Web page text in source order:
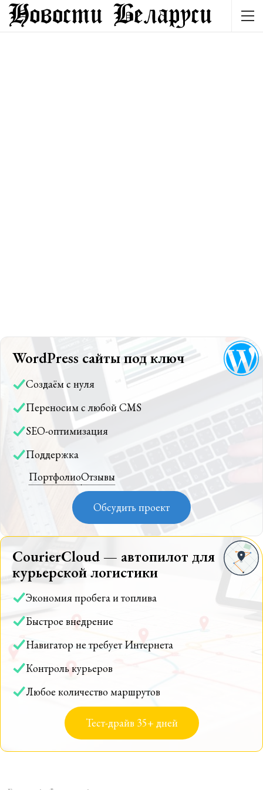
WordPress сайты под ключ
Создаём с нуля
Переносим с любой CMS
SEO-оптимизация
Поддержка
ПортфолиоОтзывы
Обсудить проект
CourierCloud — автопилот для
курьерской логистики
Экономия пробега и топлива
Быстрое внедрение
Навигатор не требует Интернета
Контроль курьеров
Любое количество маршрутов
Тест-драйв 35+ дней